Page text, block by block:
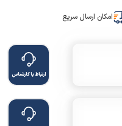
امکان ارسال سریع
ارتباط با کارشناس